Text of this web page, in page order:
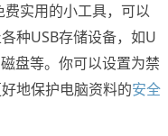
费实用的小工具，可以
种USB存储设备，如U
盘等。你可以设置为禁
地保护电脑资料的安全